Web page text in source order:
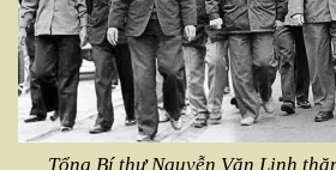
Tổng Bí thư Nguyễn Văn Linh